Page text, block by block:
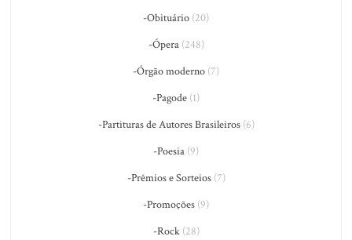
-Obituário (20)
-Ópera(248)
-Órgão moderno (7)
-Pagode (1)
-Partituras de Autores Brasileiros(6)
-Poesia (9)
-Prêmios e Sorteios(7)
-Promoções (9)
-Rock(28)